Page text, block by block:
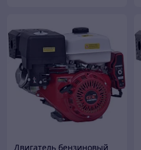
Двигатель бензиновый